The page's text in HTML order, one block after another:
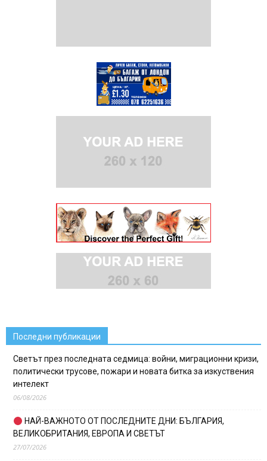
Последни публикации
Светът през последната седмица: войни, миграционни кризи,
политически трусове, пожари и новата битка за изкуствения
интелект
06/08/2026
НАЙ-ВАЖНОТО ОТ ПОСЛЕДНИТЕ ДНИ: БЪЛГАРИЯ,
ВЕЛИКОБРИТАНИЯ, ЕВРОПА И СВЕТЪТ
27/07/2026